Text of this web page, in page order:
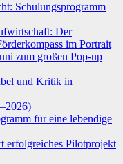
Schulungsprogramm
Der
im Portrait
zum großen Pop-up
und Kritik in
für eine lebendige
erfolgreiches Pilotprojekt